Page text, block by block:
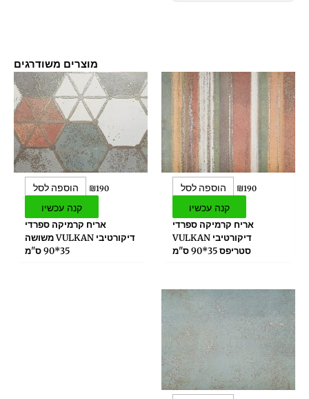
מוצרים משודרגים
₪190 הוספה לסל
קנה עכשיו
אריח קרמיקה ספרדי
דיקורטיבי VULKAN
סטריפס 35*90 ס"מ
₪190 הוספה לסל
קנה עכשיו
אריח קרמיקה ספרדי
דיקורטיבי VULKAN משושה
35*90 ס"מ